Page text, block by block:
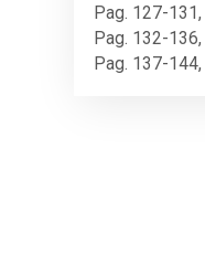
Pag. 127-131,
Pag. 132-136,
Pag. 137-144,